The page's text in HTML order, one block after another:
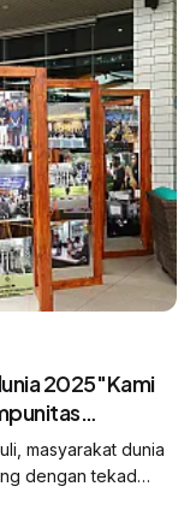
2025"Kami
dengan tekad